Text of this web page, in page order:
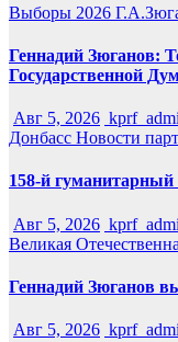
Выборы 2026
Геннадий Зюганов:
Государственной
Авг 5, 2026
Донбасс Новости
158-й
Авг 5, 2026
Великая
Геннадий Зюганов
Авг 5, 2026